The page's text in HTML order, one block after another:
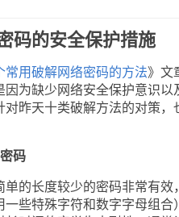
码的安全保护措施
常用破解网络密码的方法》文
因为缺少网络安全保护意识
对昨天十类破解方法的对策
码
长度较少的密码非常有效
一些特殊字符和数字字母组